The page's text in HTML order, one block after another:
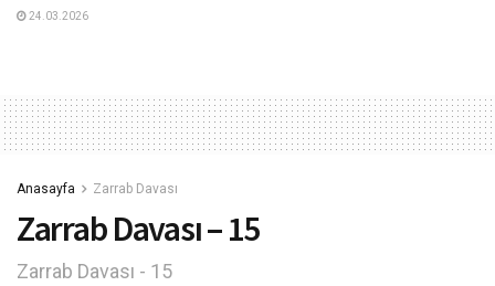
24.03.2026
Anasayfa Zarrab Davası
Zarrab Davası – 15
Zarrab Davası - 15